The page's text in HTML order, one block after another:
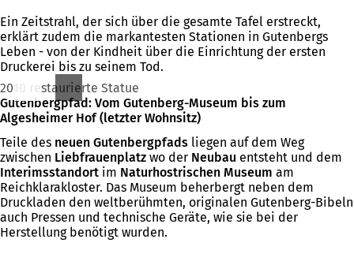
Ein Zeitstrahl, der sich über die gesamte Tafel erstreckt,
erklärt zudem die markantesten Stationen in Gutenbergs
Leben - von der Kindheit über die Einrichtung der ersten
Druckerei bis zu seinem Tod.
2010 restaurierte Statue
Gutenbergpfad: Vom Gutenberg-Museum bis zum
Algesheimer Hof (letzter Wohnsitz)
Teile des neuen Gutenbergpfads liegen auf dem Weg
zwischen Liebfrauenplatz wo der Neubau entsteht und dem
Interimsstandort im Naturhostrischen Museum am
Reichklarakloster. Das Museum beherbergt neben dem
Druckladen den weltberühmten, originalen Gutenberg-Bibeln
auch Pressen und technische Geräte, wie sie bei der
Herstellung benötigt wurden.